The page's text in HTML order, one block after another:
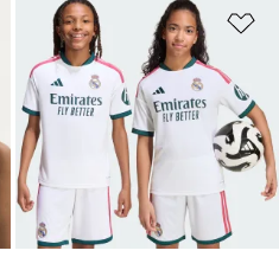
Ajouter à la Liste de produits